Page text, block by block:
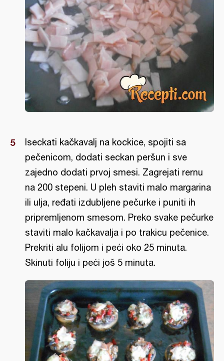
Iseckati kačkavalj na kockice, spojiti sa
pečenicom, dodati seckan peršun i sve
zajedno dodati prvoj smesi. Zagrejati rernu
na 200 stepeni. U pleh staviti malo margarina
ili ulja, ređati izdubljene pečurke i puniti ih
pripremljenom smesom. Preko svake pečurke
staviti malo kačkavalja i po trakicu pečenice.
Prekriti alu folijom i peći oko 25 minuta.
Skinuti foliju i peći još 5 minuta.